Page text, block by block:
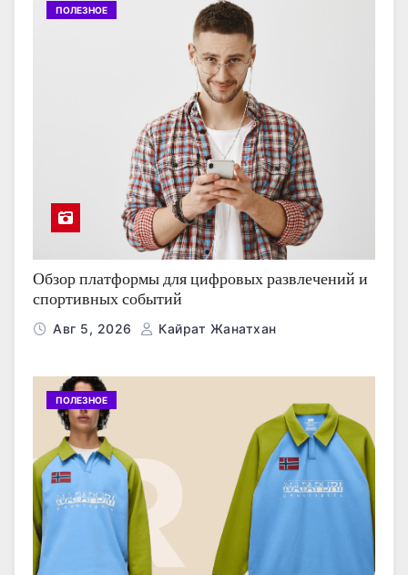
ПОЛЕЗНОЕ
Обзор платформы для цифровых развлечений и
спортивных событий
Авг 5, 2026 Кайрат Жанатхан
ПОЛЕЗНОЕ